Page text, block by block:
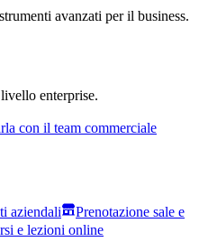
avanzati per il business.
enterprise.
con il team commerciale
aziendali
Prenotazione sale e
e lezioni online